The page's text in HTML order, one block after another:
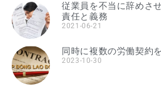
従業員を不当に辞めさ
責任と義務
2021-06-21
同時に複数の労働契約
2023-10-30